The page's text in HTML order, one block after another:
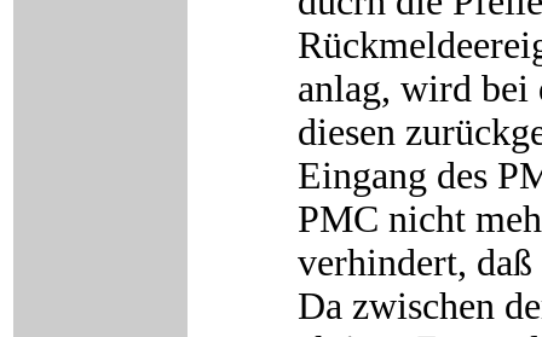
anlag, wird bei
diesen
Eingang des
PMC nicht
verhindert,
Da zwischen